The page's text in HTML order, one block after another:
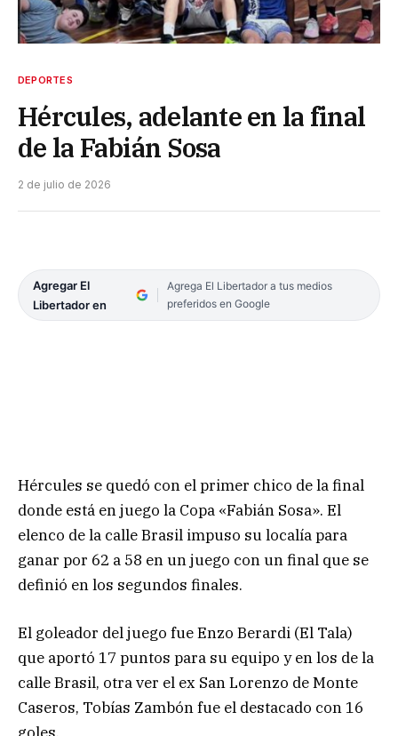
DEPORTES
Hércules, adelante en la final
de la Fabián Sosa
2 de julio de 2026
Agregar El
Libertador en
Agrega El Libertador a tus medios
preferidos en Google
Hércules se quedó con el primer chico de la final
donde está en juego la Copa «Fabián Sosa». El
elenco de la calle Brasil impuso su localía para
ganar por 62 a 58 en un juego con un final que se
definió en los segundos finales.
El goleador del juego fue Enzo Berardi (El Tala)
que aportó 17 puntos para su equipo y en los de la
calle Brasil, otra ver el ex San Lorenzo de Monte
Caseros, Tobías Zambón fue el destacado con 16